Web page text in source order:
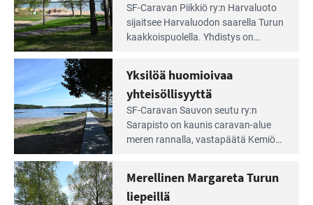
Lue
Leirintäoppaan
artikkeli:
Meren
äärellä
ja
vehreän
virkistysalueen
laidalla
SF-Caravan Piikkiö ry:n Harvaluoto
sijait­see Harvaluodon saarella Turun
kaakkois­puolella. Yhdistys on
virkistysalueesta.
Lue
Leirintäoppaan
artikkeli:
Yksilöä
huomioivaa
yhteisöllisyyttä
Yksilöä huomioivaa
yhteisöllisyyttä
SF-Caravan Sauvon seutu ry:n
Sarapisto on kaunis caravan-alue
meren rannalla, vasta­päätä Kemiön
kymmenen paikkaa ilman sähköä.
Merellinen Margareta Turun
liepeillä